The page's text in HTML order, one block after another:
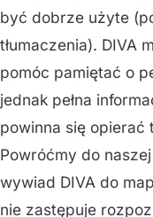
być dobrze użyte
tłumaczenia). DIVA
pomóc pamiętać o
jednak pełna
powinna się opierać
Powróćmy do
wywiad DIVA do
nie zastępuje